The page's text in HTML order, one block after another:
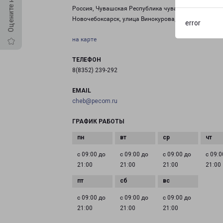
error
Россия, Чувашская Республика чувашия, город
Новочебоксарск, улица Винокурова, дом 99
на карте
ТЕЛЕФОН
8(8352) 239-292
EMAIL
cheb@pecom.ru
ГРАФИК РАБОТЫ
с 09:00 до
21:00
с 09:00 до
21:00
с 09:00 до
21:00
с
21:00
с 09:00 до
21:00
с 09:00 до
21:00
с 09:00 до
21:00